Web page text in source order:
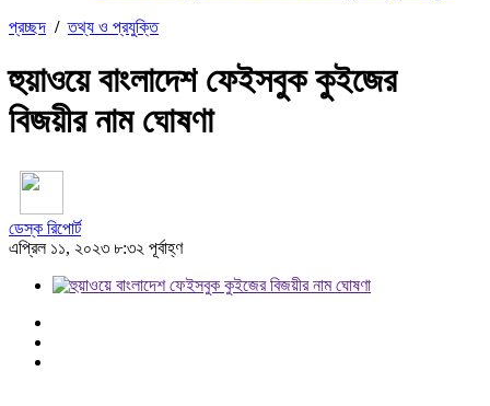
প্রচ্ছদ /তথ্য ও প্রযুক্তি
হুয়াওয়ে বাংলাদেশ ফেইসবুক কুইজের
বিজয়ীর নাম ঘোষণা
ডেস্ক রিপোর্ট
এপ্রিল ১১, ২০২৩ ৮:৩২ পূর্বাহ্ণ